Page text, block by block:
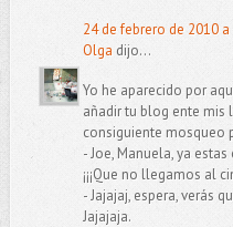
24 de febrero de 2010
Olga dijo...
Yo he aparecido por
añadir tu blog ente mis
consiguiente mosqueo
- Joe, Manuela, ya
¡¡¡Que no llegamos al
- Jajajaj, espera, verás
Jajajaja.